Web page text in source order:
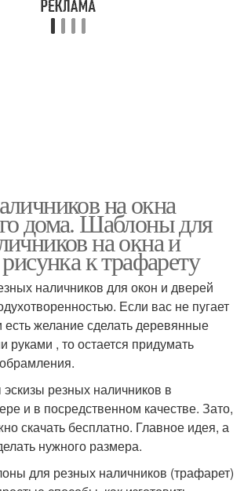
на окна
дома. Шаблоны для
на окна и
к трафарету
наличников для окон и дверей
Если вас не пугает
есть желание сделать деревянные
руками , то остается придумать
резных наличников в
и в посредственном качестве. Зато,
скачать бесплатно. Главное идея, а
нужного размера.
для резных наличников (трафарет)